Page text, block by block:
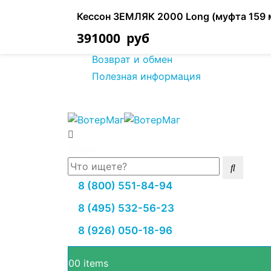
Доставка товара
Возврат и обмен
Полезная информация
8 (800) 551-84-94
8 (495) 532-56-23
8 (926) 050-18-96
00 items
Кессон ЗЕМЛЯК 2000 Long (муфта 159
391000 руб